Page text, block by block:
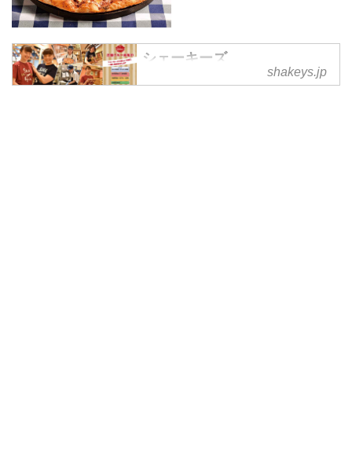
シェーキーズ
シェーキーズ。多彩なトッピング
shakeys.jp